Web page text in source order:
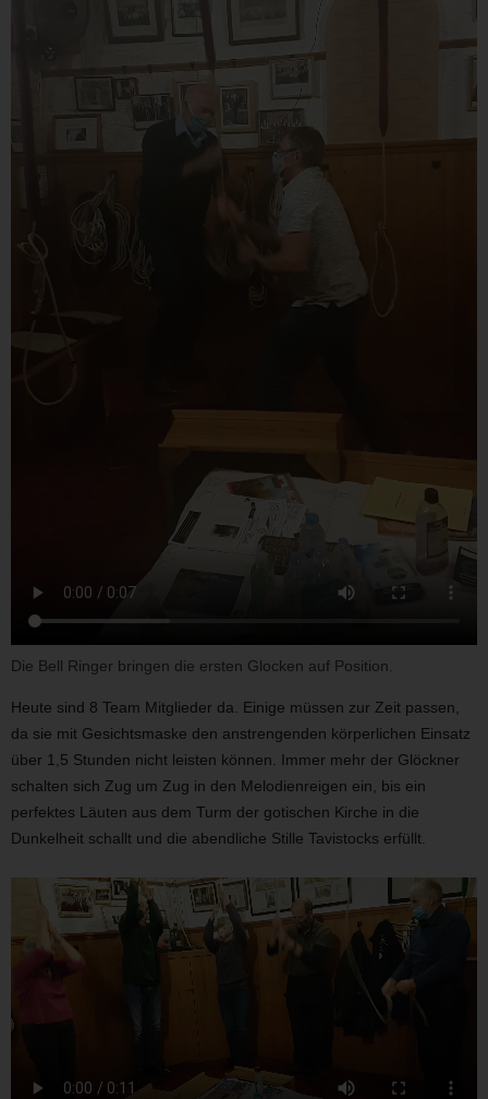
Die Bell Ringer bringen die ersten Glocken auf Position.
Heute sind 8 Team Mitglieder da. Einige müssen zur Zeit passen,
da sie mit Gesichtsmaske den anstrengenden körperlichen Einsatz
über 1,5 Stunden nicht leisten können. Immer mehr der Glöckner
schalten sich Zug um Zug in den Melodienreigen ein, bis ein
perfektes Läuten aus dem Turm der gotischen Kirche in die
Dunkelheit schallt und die abendliche Stille Tavistocks erfüllt.